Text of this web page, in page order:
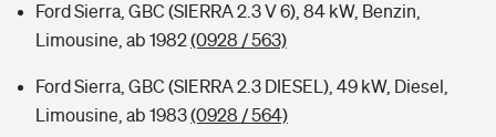
Sie haben Fragen?
Ford Sierra, GBC (SIERRA 2.3 V 6), 84 kW, Benzin,
Limousine, ab 1982(0928 / 563)
Ford Sierra, GBC (SIERRA 2.3 DIESEL), 49 kW, Diesel,
Limousine, ab 1983(0928 / 564)